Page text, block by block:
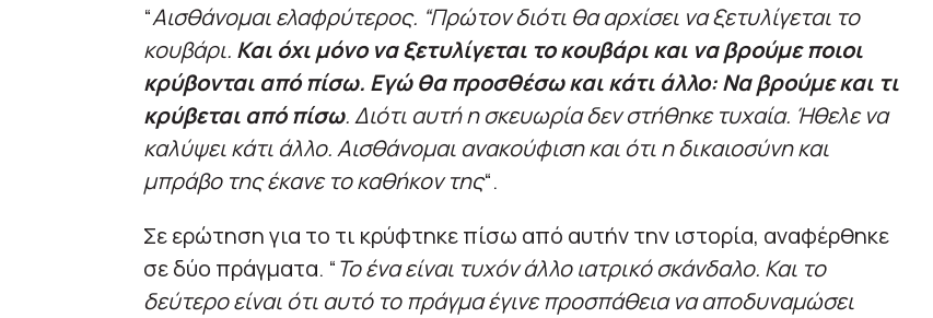
“Αισθάνομαι ελαφρύτερος. “Πρώτον διότι θα αρχίσει να ξετυλίγεται το
κουβάρι. Και όχι μόνο να ξετυλίγεται το κουβάρι και να βρούμε ποιοι
κρύβονται από πίσω. Εγώ θα προσθέσω και κάτι άλλο: Να βρούμε και τι
κρύβεται από πίσω. Διότι αυτή η σκευωρία δεν στήθηκε τυχαία. Ήθελε να
καλύψει κάτι άλλο. Αισθάνομαι ανακούφιση και ότι η δικαιοσύνη και
μπράβο της έκανε το καθήκον της“.
Σε ερώτηση για το τι κρύφτηκε πίσω από αυτήν την ιστορία, αναφέρθηκε
σε δύο πράγματα. “Το ένα είναι τυχόν άλλο ιατρικό σκάνδαλο. Και το
δεύτερο είναι ότι αυτό το πράγμα έγινε προσπάθεια να αποδυναμώσει